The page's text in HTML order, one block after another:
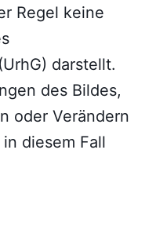
Regel keine
darstellt.
des Bildes,
oder Verändern
diesem Fall